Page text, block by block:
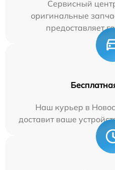
Сервисный
оригинальные
предоставляет
Наш курьер в
доставит ваше